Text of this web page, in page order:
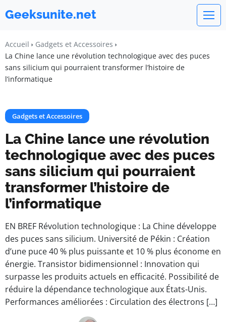
Geeksunite.net
Accueil
Gadgets et Accessoires
La Chine lance une révolution technologique avec des puces
sans silicium qui pourraient transformer l’histoire de
l’informatique
Gadgets et Accessoires
La Chine lance une révolution
technologique avec des puces
sans silicium qui pourraient
transformer l’histoire de
l’informatique
EN BREF Révolution technologique : La Chine développe
des puces sans silicium. Université de Pékin : Création
d’une puce 40 % plus puissante et 10 % plus économe en
énergie. Transistor bidimensionnel : Innovation qui
surpasse les produits actuels en efficacité. Possibilité de
réduire la dépendance technologique aux États-Unis.
Performances améliorées : Circulation des électrons […]